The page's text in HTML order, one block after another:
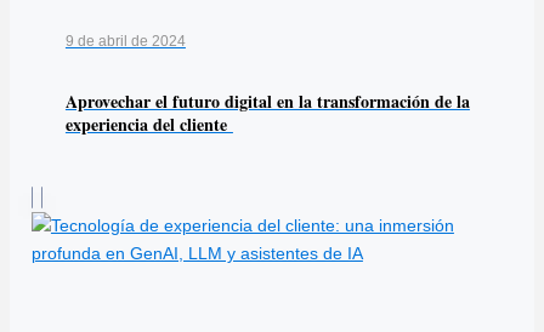
9 de abril de 2024
Aprovechar el futuro digital en la transformación de la
experiencia del cliente